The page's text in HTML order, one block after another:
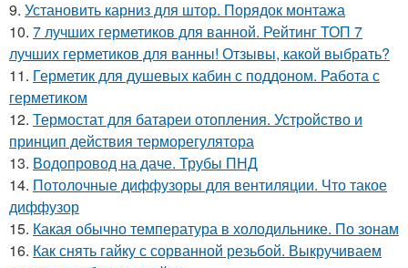
9. Установить карниз для штор. Порядок монтажа
10. 7 лучших герметиков для ванной. Рейтинг ТОП 7
лучших герметиков для ванны! Отзывы, какой выбрать?
11. Герметик для душевых кабин с поддоном. Работа с
герметиком
12. Термостат для батареи отопления. Устройство и
принцип действия терморегулятора
13. Водопровод на даче. Трубы ПНД
14. Потолочные диффузоры для вентиляции. Что такое
диффузор
15. Какая обычно температура в холодильнике. По зонам
16. Как снять гайку с сорванной резьбой. Выкручиваем